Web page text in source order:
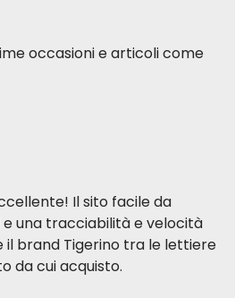
occasioni e articoli come
Il sito facile da
una tracciabilità e velocità
il brand Tigerino tra le lettiere
da cui acquisto.